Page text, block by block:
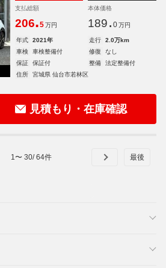
支払総額
206.5 万円
本体価格
189. 0 万円
年式 2021年 走行
2.0万km
車検
車検整備付 修復
なし
保証
保証付 整備
法定整備付
住所
宮城県 仙台市若林区
見積もり・在庫確認
1 〜 30/64件